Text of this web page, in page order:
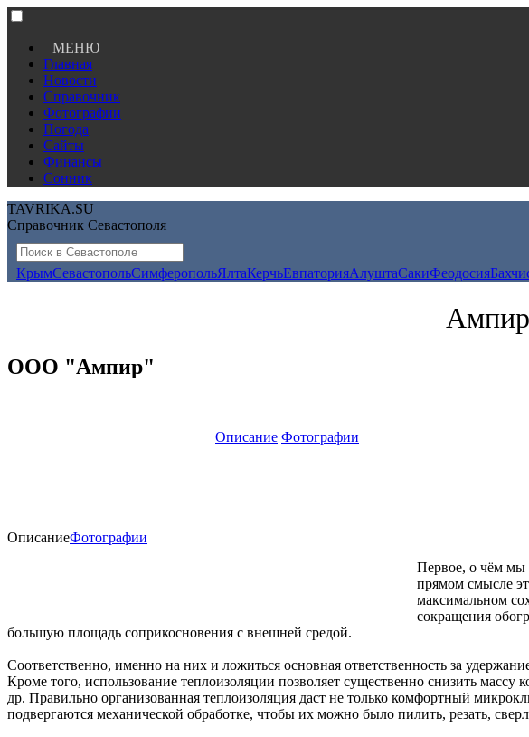
МЕНЮ
Главная
Новости
Справочник
Фотографии
Погода
Сайты
Финансы
Сонник
TAVRIKA.SU
Справочник Севастополя
КрымСевастопольСимферопольЯлтаКерчьЕвпаторияАлуштаСакиФеодосия
ООО "Ампир"
Описание Фотографии
ОписаниеФотографии
Первое, о чём мы
прямом смысле
максимальном
сокращения
большую площадь соприкосновения с внешней средой.
Соответственно, именно на них и ложиться основная ответственность за
Кроме того, использование теплоизоляции позволяет существенно снизить
др. Правильно организованная теплоизоляция даст не только комфортный
подвергаются механической обработке, чтобы их можно было пилить, резать,